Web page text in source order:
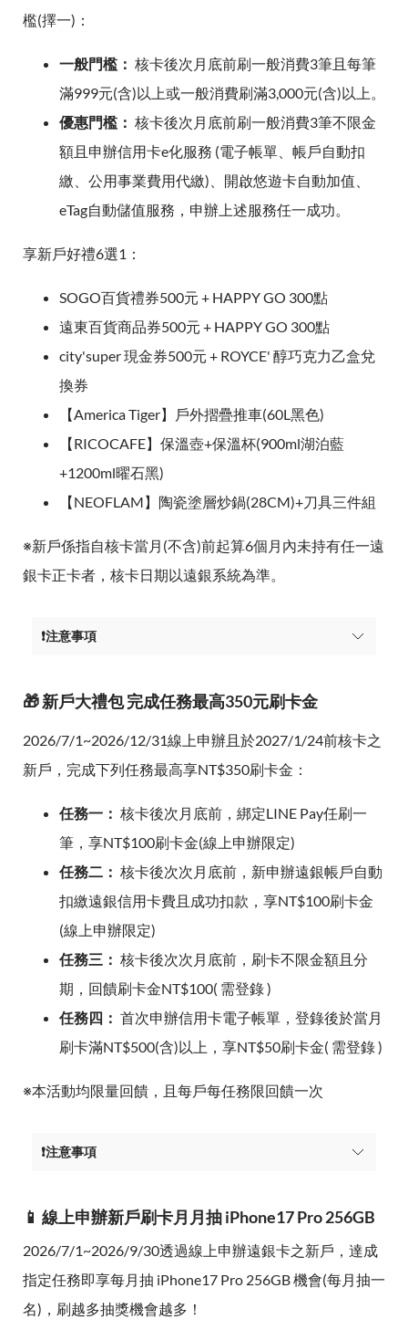
檻(擇一)：
一般門檻： 核卡後次月底前刷一般消費3筆且每筆
滿999元(含)以上或一般消費刷滿3,000元(含)以上。
優惠門檻： 核卡後次月底前刷一般消費3筆不限金
額且申辦信用卡e化服務 (電子帳單、帳戶自動扣
繳、公用事業費用代繳)、開啟悠遊卡自動加值、
eTag自動儲值服務，申辦上述服務任一成功。
享新戶好禮6選1：
SOGO百貨禮券500元 + HAPPY GO 300點
遠東百貨商品券500元 + HAPPY GO 300點
city'super 現金券500元 + ROYCE' 醇巧克力乙盒兌
換券
【America Tiger】戶外摺疊推車(60L黑色)
【RICOCAFE】保溫壺+保溫杯(900ml湖泊藍
+1200ml曜石黑)
【NEOFLAM】陶瓷塗層炒鍋(28CM)+刀具三件組
※新戶係指自核卡當月(不含)前起算6個月內未持有任一遠
銀卡正卡者，核卡日期以遠銀系統為準。
❗注意事項
🎁 新戶大禮包 完成任務最高350元刷卡金
2026/7/1~2026/12/31線上申辦且於2027/1/24前核卡之
新戶，完成下列任務最高享NT$350刷卡金：
任務一： 核卡後次月底前，綁定LINE Pay任刷一
筆，享NT$100刷卡金(線上申辦限定)
任務二： 核卡後次次月底前，新申辦遠銀帳戶自動
扣繳遠銀信用卡費且成功扣款，享NT$100刷卡金
(線上申辦限定)
任務三： 核卡後次次月底前，刷卡不限金額且分
期，回饋刷卡金NT$100( 需登錄 )
任務四： 首次申辦信用卡電子帳單，登錄後於當月
刷卡滿NT$500(含)以上，享NT$50刷卡金( 需登錄 )
※本活動均限量回饋，且每戶每任務限回饋一次
❗注意事項
📱 線上申辦新戶刷卡月月抽 iPhone17 Pro 256GB
2026/7/1~2026/9/30透過線上申辦遠銀卡之新戶，達成
指定任務即享每月抽 iPhone17 Pro 256GB 機會(每月抽一
名)，刷越多抽獎機會越多！